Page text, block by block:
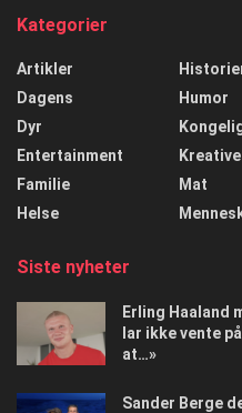
Kategorier
Artikler
Dagens
Dyr
Entertainment
Familie
Helse
Humor
Mat
Siste nyheter
Erling Haaland
lar ikke vente
at…»
Sander Berge